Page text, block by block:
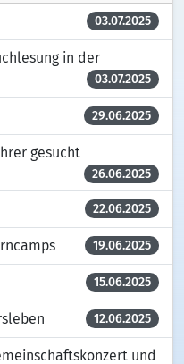
03.07.2025
in der
03.07.2025
29.06.2025
gesucht
26.06.2025
22.06.2025
19.06.2025
15.06.2025
12.06.2025
und